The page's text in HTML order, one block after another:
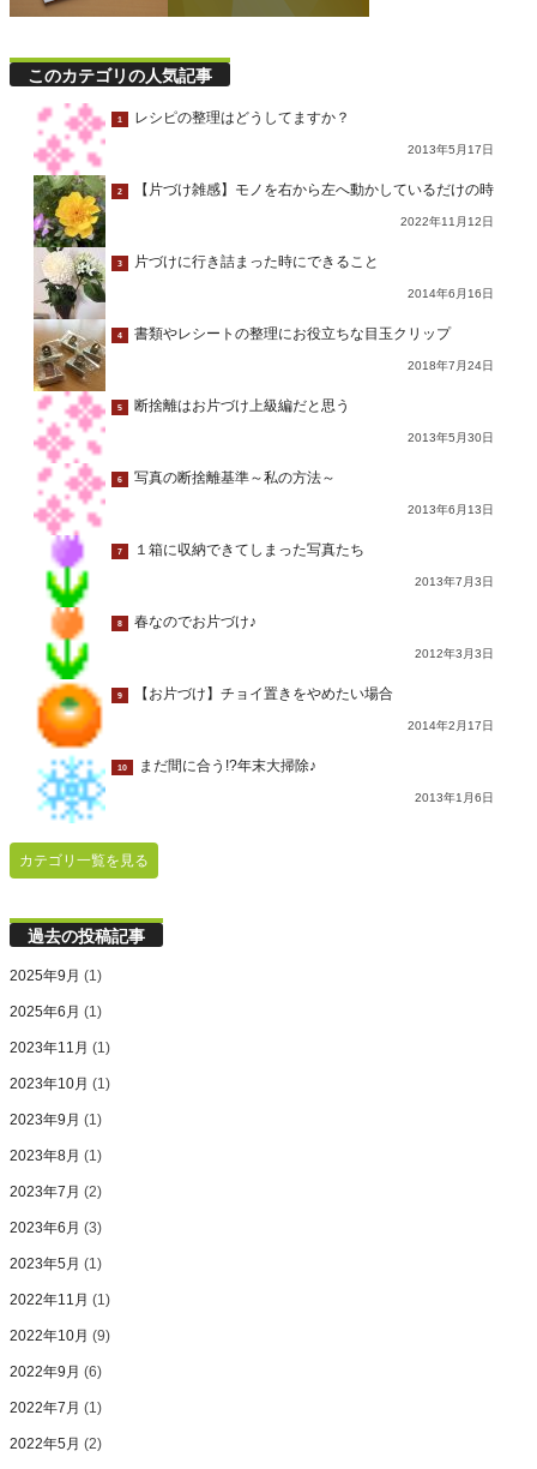
このカテゴリの人気記事
1 レシピの整理はどうしてますか？
2013年5月17日
2 【片づけ雑感】モノを右から左へ動かしているだけの時
2022年11月12日
3 片づけに行き詰まった時にできること
2014年6月16日
4 書類やレシートの整理にお役立ちな目玉クリップ
2018年7月24日
5 断捨離はお片づけ上級編だと思う
2013年5月30日
6 写真の断捨離基準～私の方法～
2013年6月13日
7 １箱に収納できてしまった写真たち
2013年7月3日
8 春なのでお片づけ♪
2012年3月3日
9 【お片づけ】チョイ置きをやめたい場合
2014年2月17日
10 まだ間に合う!?年末大掃除♪
2013年1月6日
カテゴリ一覧を見る
過去の投稿記事
2025年9月 (1)
2025年6月 (1)
2023年11月 (1)
2023年10月 (1)
2023年9月 (1)
2023年8月 (1)
2023年7月 (2)
2023年6月 (3)
2023年5月 (1)
2022年11月 (1)
2022年10月 (9)
2022年9月 (6)
2022年7月 (1)
2022年5月 (2)